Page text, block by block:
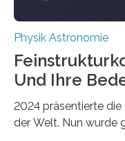
Physik Astronomie
Und Ihre
2024 präsentierte
der Welt. Nun wurde